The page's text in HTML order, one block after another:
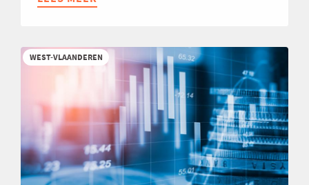
PRODUCT-
&
PORTFOLIOMANAGEMENT
WEST-VLAANDEREN